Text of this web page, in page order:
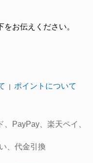
お伝えください。
ポイントについて
PayPay、楽天ペイ、
、代金引換